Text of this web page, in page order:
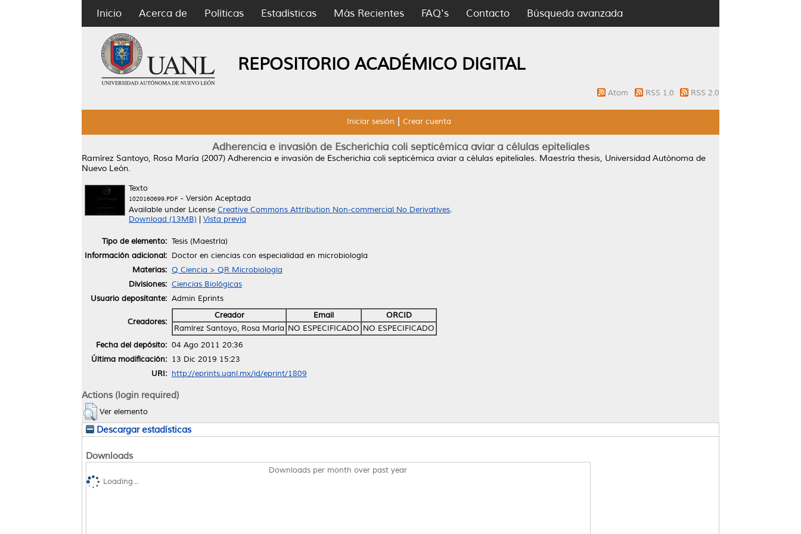
Inicio Acerca de Políticas Estadísticas Más Recientes FAQ's Contacto Búsqueda avanzada
REPOSITORIO ACADÉMICO DIGITAL
Atom RSS 1.0 RSS 2.0
Iniciar sesión Crear cuenta
Adherencia e invasión de Escherichia coli septicémica aviar a células epiteliales
Ramírez Santoyo, Rosa María (2007) Adherencia e invasión de Escherichia coli septicémica aviar a células epiteliales. Maestría thesis, Universidad Autónoma de
Nuevo León.
Texto
1020160699.PDF - Versión Aceptada
Available under License Creative Commons Attribution Non-commercial No Derivatives.
Download (13MB)
Vista previa
Tipo de elemento: Tesis (Maestría)
Información adicional: Doctor en ciencias con especialidad en microbiología
Materias: Q Ciencia > QR Microbiología
Divisiones: Ciencias Biológicas
Usuario depositante: Admin Eprints
Creadores:
Creador Email
ORCID
Ramírez Santoyo, Rosa María NO ESPECIFICADO NO ESPECIFICADO
Fecha del depósito: 04 Ago 2011 20:36
Última modificación: 13 Dic 2019 15:23
URI: http://eprints.uanl.mx/id/eprint/1809
Actions (login required)
Ver elemento
Descargar estadísticas
Downloads
Downloads per month over past year
Loading...